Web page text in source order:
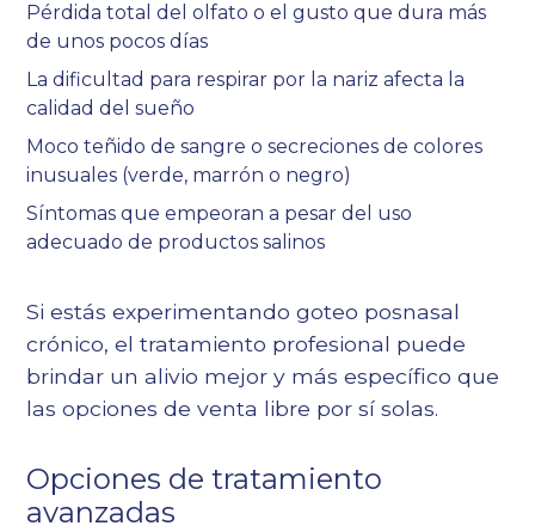
Pérdida total del olfato o el gusto que dura más
de unos pocos días
La dificultad para respirar por la nariz afecta la
calidad del sueño
Moco teñido de sangre o secreciones de colores
inusuales (verde, marrón o negro)
Síntomas que empeoran a pesar del uso
adecuado de productos salinos
Si estás experimentandogoteo posnasal
crónico, el tratamiento profesional puede
brindar un alivio mejor y más específico que
las opciones de venta libre por sí solas.
Opciones de tratamiento
avanzadas